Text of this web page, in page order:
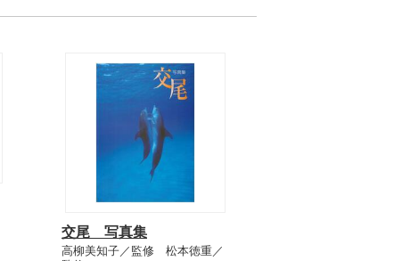
交尾 写真集
高柳美知子／監修 松本徳重／